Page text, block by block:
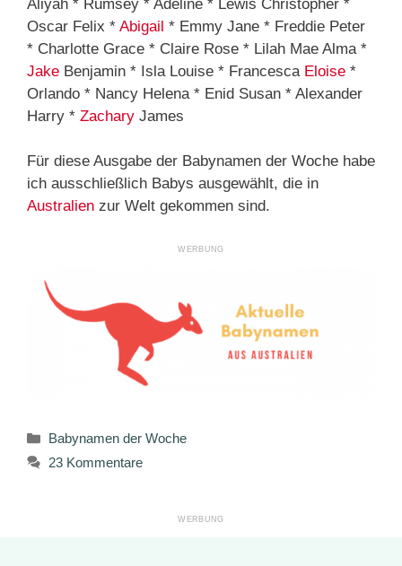
Aliyah * Rumsey * Adeline * Lewis Christopher *
Oscar Felix * Abigail * Emmy Jane * Freddie Peter
* Charlotte Grace * Claire Rose * Lilah Mae Alma *
Jake Benjamin * Isla Louise * Francesca Eloise *
Orlando * Nancy Helena * Enid Susan * Alexander
Harry * Zachary James
Für diese Ausgabe der Babynamen der Woche habe
ich ausschließlich Babys ausgewählt, die in
Australien zur Welt gekommen sind.
Kategorien
Babynamen der Woche
23 Kommentare